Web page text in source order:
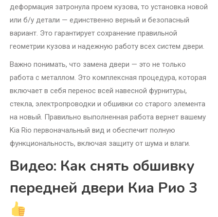
деформация затронула проем кузова, то установка новой
или б/у детали — единственно верный и безопасный
вариант. Это гарантирует сохранение правильной
геометрии кузова и надежную работу всех систем двери.
Важно понимать, что замена двери — это не только
работа с металлом. Это комплексная процедура, которая
включает в себя перенос всей навесной фурнитуры,
стекла, электропроводки и обшивки со старого элемента
на новый. Правильно выполненная работа вернет вашему
Kia Rio первоначальный вид и обеспечит полную
функциональность, включая защиту от шума и влаги.
Видео: Как снять обшивку
передней двери Киа Рио 3